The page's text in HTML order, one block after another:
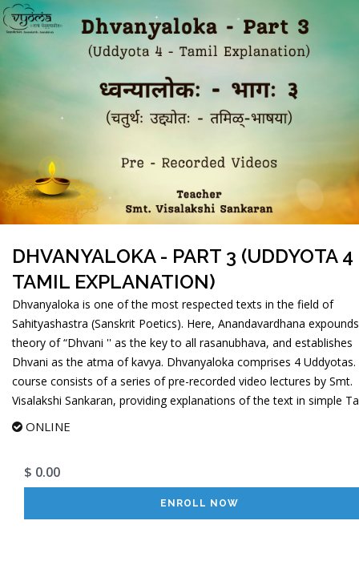
DHVANYALOKA - PART 3 (UDDYOTA 4
TAMIL EXPLANATION)
Dhvanyaloka is one of the most respected texts in the field of
Sahityashastra (Sanskrit Poetics). Here, Anandavardhana
theory of “Dhvani '' as the key to all rasanubhava, and establishes
Dhvani as the atma of kavya. Dhvanyaloka comprises 4 Uddyotas.
course consists of a series of pre-recorded video lectures by Smt.
Visalakshi Sankaran, providing explanations of the text in simple
ONLINE
$ 0.00
ENROLL NOW